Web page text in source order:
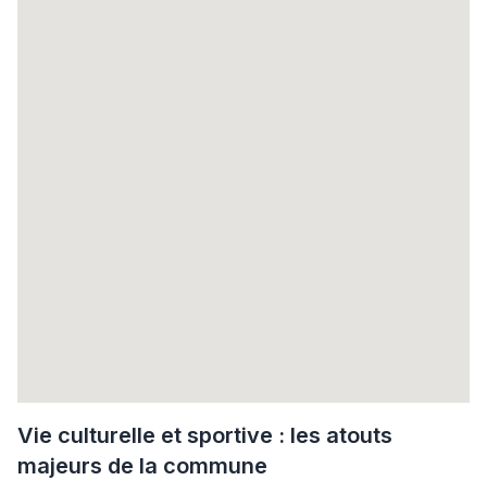
Vie culturelle et sportive : les atouts
majeurs de la commune